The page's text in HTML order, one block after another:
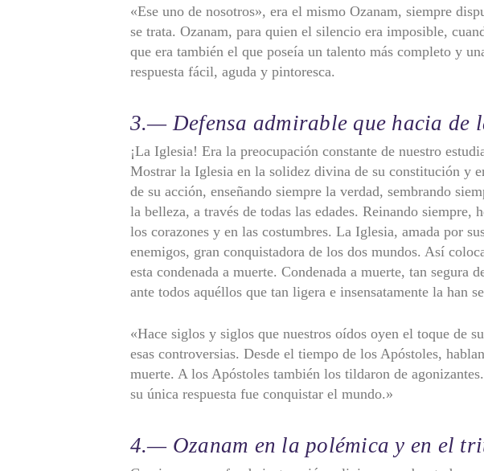
«Ese uno de nosotros», era el mismo Ozanam, siempre
se trata. Ozanam, para quien el silencio era imposible,
que era también el que poseía un talento más completo y
respuesta fácil, aguda y pintoresca.
3.— Defensa admirable que hacia de
¡La Iglesia! Era la preocupación constante de nuestro
Mostrar la Iglesia en la solidez divina de su constitución y
de su acción, enseñando siempre la verdad, sembrando
la belleza, a través de todas las edades. Reinando siempre,
los corazones y en las costumbres. La Iglesia, amada por
enemigos, gran conquistadora de los dos mundos. Así
esta condenada a muerte. Condenada a muerte, tan segura
ante todos aquéllos que tan ligera e insensatamente la han
«Hace siglos y siglos que nuestros oídos oyen el toque de
esas controversias. Desde el tiempo de los Apóstoles,
muerte. A los Apóstoles también los tildaron de
su única respuesta fue conquistar el mundo.»
4.— Ozanam en la polémica y en el